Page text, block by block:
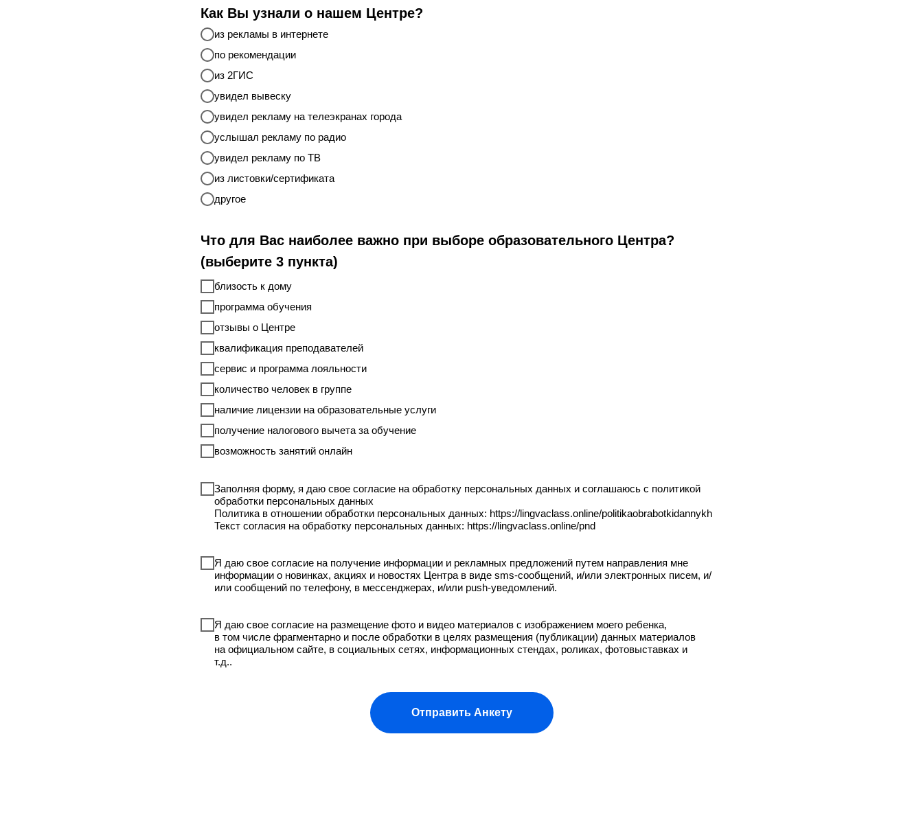
Как Вы узнали о нашем Центре?
из рекламы в интернете
по рекомендации
из 2ГИС
увидел вывеску
увидел рекламу на телеэкранах города
услышал рекламу по радио
увидел рекламу по ТВ
из листовки/сертификата
другое
Что для Вас наиболее важно при выборе образовательного Центра?
(выберите 3 пункта)
близость к дому
программа обучения
отзывы о Центре
квалификация преподавателей
сервис и программа лояльности
количество человек в группе
наличие лицензии на образовательные услуги
получение налогового вычета за обучение
возможность занятий онлайн
Заполняя форму, я даю свое согласие на обработку персональных данных и соглашаюсь с политикой
обработки персональных данных
Политика в отношении обработки персональных данных: https://lingvaclass.online/politikaobrabotkidannykh
Текст согласия на обработку персональных данных: https://lingvaclass.online/pnd
Я даю свое согласие на получение информации и рекламных предложений путем направления мне
информации о новинках, акциях и новостях Центра в виде sms-сообщений, и/или электронных писем, и/
или сообщений по телефону, в мессенджерах, и/или push-уведомлений.
Я даю свое согласие на размещение фото и видео материалов с изображением моего ребенка,
в том числе фрагментарно и после обработки в целях размещения (публикации) данных материалов
на официальном сайте, в социальных сетях, информационных стендах, роликах, фотовыставках и
т.д..
Отправить Анкету